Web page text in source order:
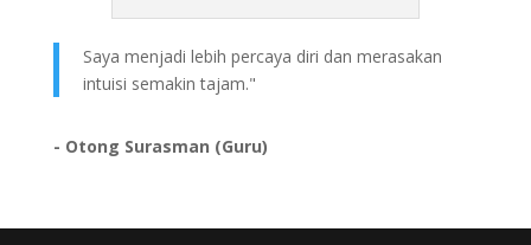
Saya menjadi lebih percaya diri dan merasakan
intuisi semakin tajam."
- Otong Surasman (Guru)